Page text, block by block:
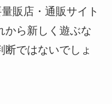
販店・通販サイト
から新しく遊ぶな
断ではないでしょ